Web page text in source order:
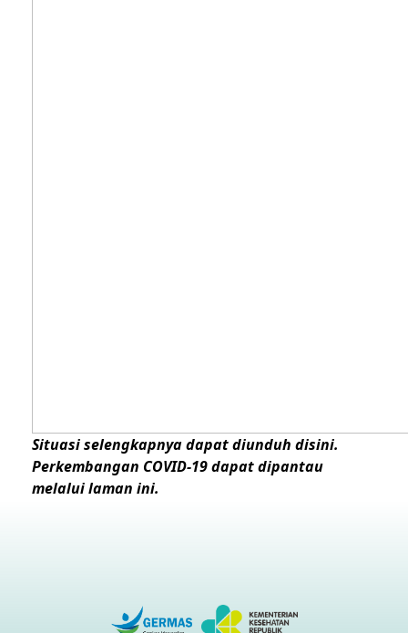
Situasi selengkapnya dapatdiunduh disini.
Perkembangan COVID-19 dapat dipantau
melaluilaman ini.